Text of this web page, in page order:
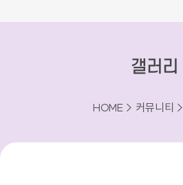
갤러리
HOME > 커뮤니티 >